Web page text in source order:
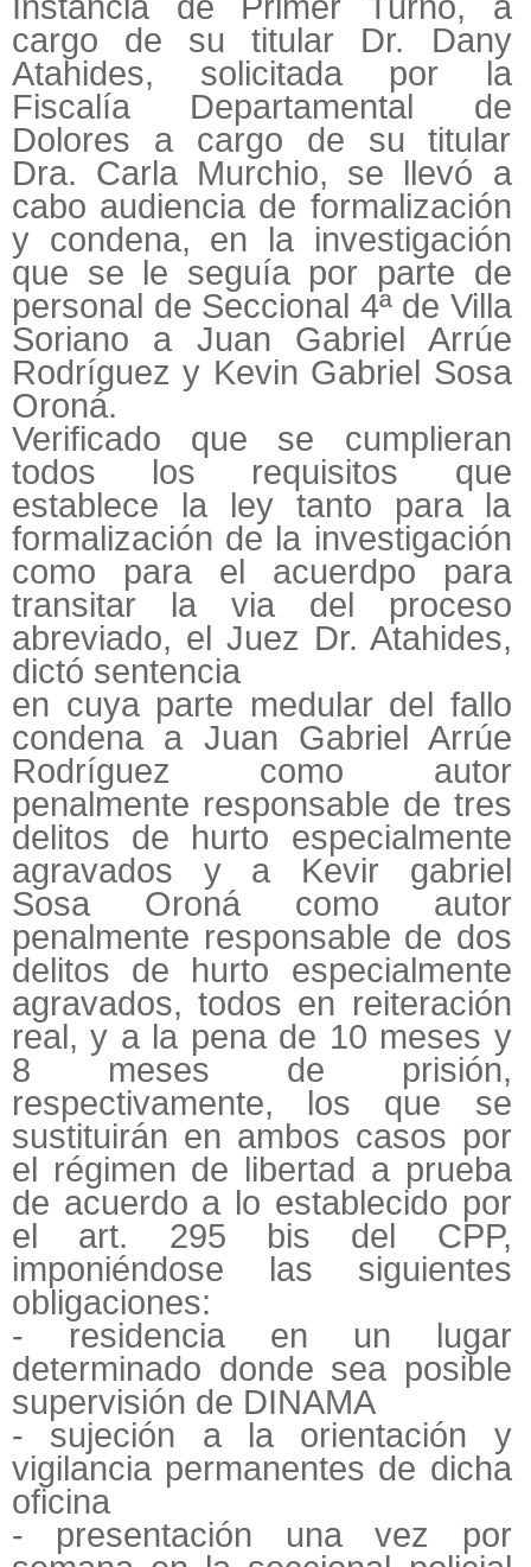
cargo de su titular Dr. Dany
Atahides, solicitada por la
Fiscalía Departamental de
Dolores a cargo de su titular
Dra. Carla Murchio, se llevó a
cabo audiencia de formalización
y condena, en la investigación
que se le seguía por parte de
personal de Seccional 4ª de Villa
Soriano a Juan Gabriel Arrúe
Rodríguez y Kevin Gabriel Sosa
Oroná.
Verificado que se cumplieran
todos los requisitos que
establece la ley tanto para la
formalización de la investigación
como para el acuerdpo para
transitar la via del proceso
abreviado, el Juez Dr. Atahides,
dictó sentencia
en cuya parte medular del fallo
condena a Juan Gabriel Arrúe
Rodríguez como autor
penalmente responsable de tres
delitos de hurto especialmente
agravados y a Kevir gabriel
Sosa Oroná como autor
penalmente responsable de dos
delitos de hurto especialmente
agravados, todos en reiteración
real, y a la pena de 10 meses y
8 meses de prisión,
respectivamente, los que se
sustituirán en ambos casos por
el régimen de libertad a prueba
de acuerdo a lo establecido por
el art. 295 bis del CPP,
imponiéndose las siguientes
obligaciones:
- residencia en un lugar
determinado donde sea posible
supervisión de DINAMA
- sujeción a la orientación y
vigilancia permanentes de dicha
oficina
- presentación una vez por